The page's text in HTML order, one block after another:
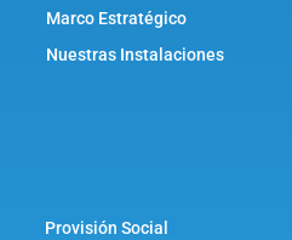
Marco Estratégico
Nuestras Instalaciones
Provisión Social